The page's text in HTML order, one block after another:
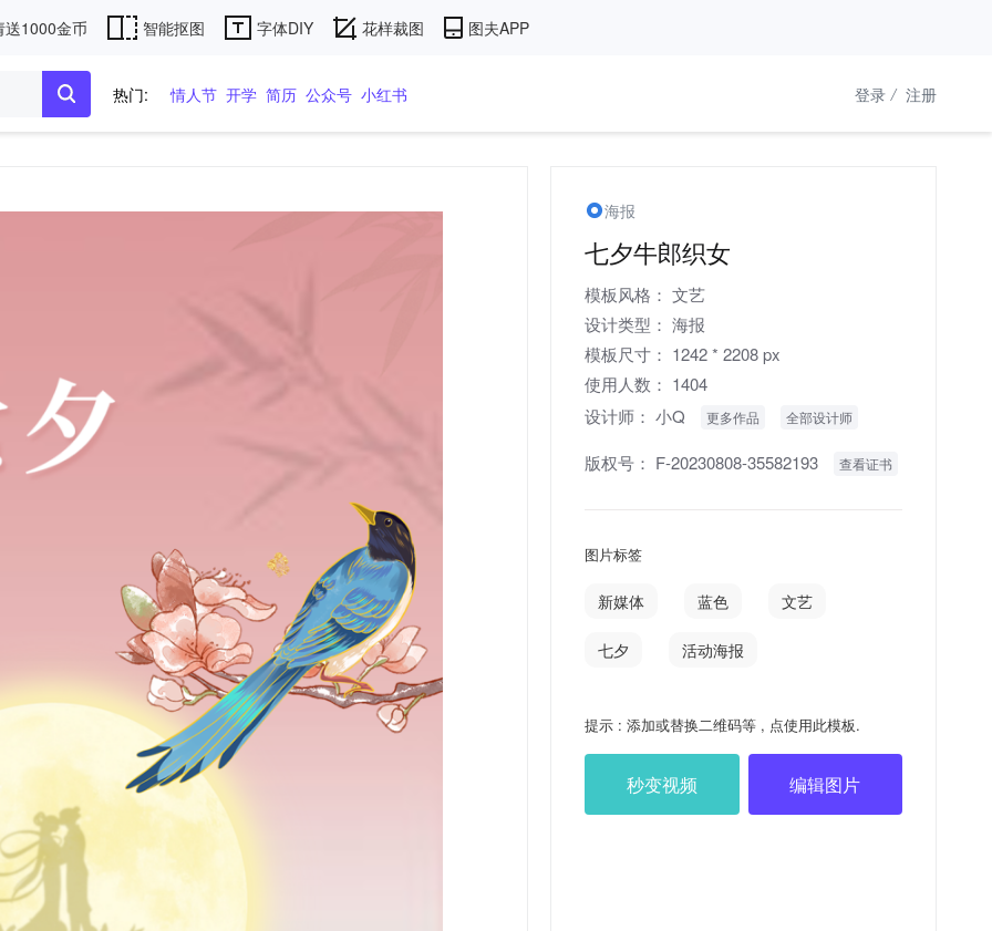
送1000金币 智能抠图 字体DIY 花样裁图 图夫APP
热门: 情人节 开学 简历 公众号 小红书 登录 / 注册
海报
七夕牛郎织女
模板风格： 文艺
设计类型： 海报
模板尺寸： 1242 * 2208 px
使用人数： 1404
设计师： 小Q 更多作品 全部设计师
版权号： F-20230808-35582193 查看证书
图片标签
新媒体 蓝色 文艺
七夕 活动海报
提示 : 添加或替换二维码等 , 点使用此模板.
秒变视频 编辑图片